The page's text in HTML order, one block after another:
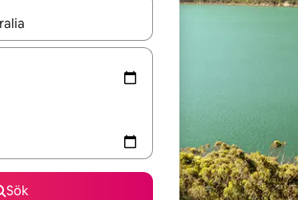
kan du navigera med upp- och nedåtpilarna eller
Sök